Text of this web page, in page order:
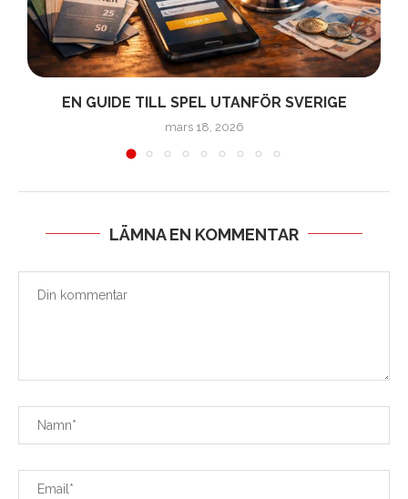
EN GUIDE TILL SPEL UTANFÖR SVERIGE
mars 18, 2026
LÄMNA EN KOMMENTAR